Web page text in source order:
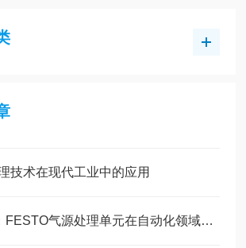
技术在现代工业中的应用
气流的艺术师：FESTO气源处理单元在自动化领域的创新演绎